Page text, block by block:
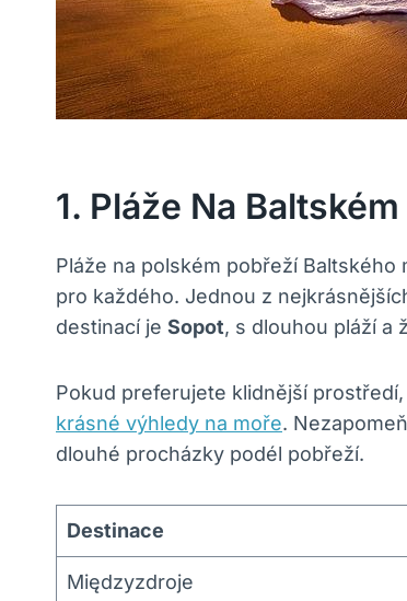
1. Pláže Na
Pláže na polském pobřeží
pro každého. Jednou z
destinací je Sopot, s dlouhou pláží a
Pokud preferujete klidnější
krásné výhledy na moře.
dlouhé procházky podél pobřeží.
Destinace
Międzyzdroje